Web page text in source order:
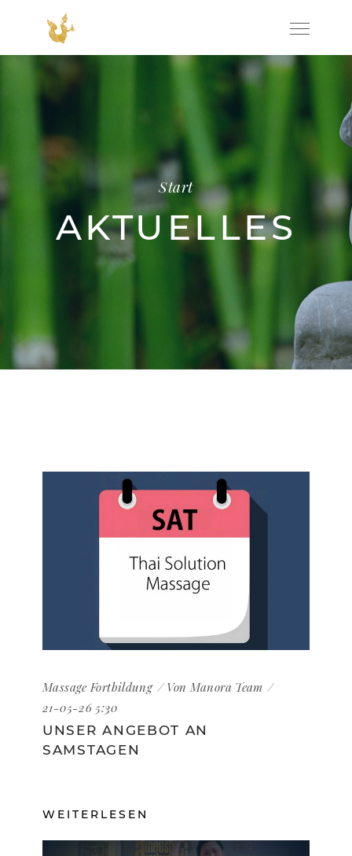
Start
AKTUELLES
Massage Fortbildung Von Manora Team
21-05-26 5:30
UNSER ANGEBOT AN
SAMSTAGEN
WEITERLESEN